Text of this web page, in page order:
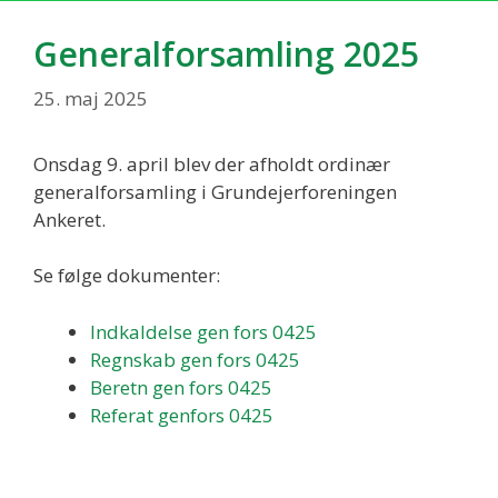
Generalforsamling 2025
25. maj 2025
Onsdag 9. april blev der afholdt ordinær
generalforsamling i Grundejerforeningen
Ankeret.
Se følge dokumenter:
Indkaldelse gen fors 0425
Regnskab gen fors 0425
Beretn gen fors 0425
Referat genfors 0425